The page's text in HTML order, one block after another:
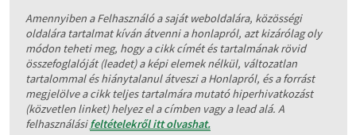
Amennyiben a Felhasználó a saját weboldalára, közösségi
oldalára tartalmat kíván átvenni a honlapról, azt kizárólag oly
módon teheti meg, hogy a cikk címét és tartalmának rövid
összefoglalóját (leadet) a képi elemek nélkül, változatlan
tartalommal és hiánytalanul átveszi a Honlapról, és a forrást
megjelölve a cikk teljes tartalmára mutató hiperhivatkozást
(közvetlen linket) helyez el a címben vagy a lead alá. A
felhasználásifeltételekről itt olvashat.